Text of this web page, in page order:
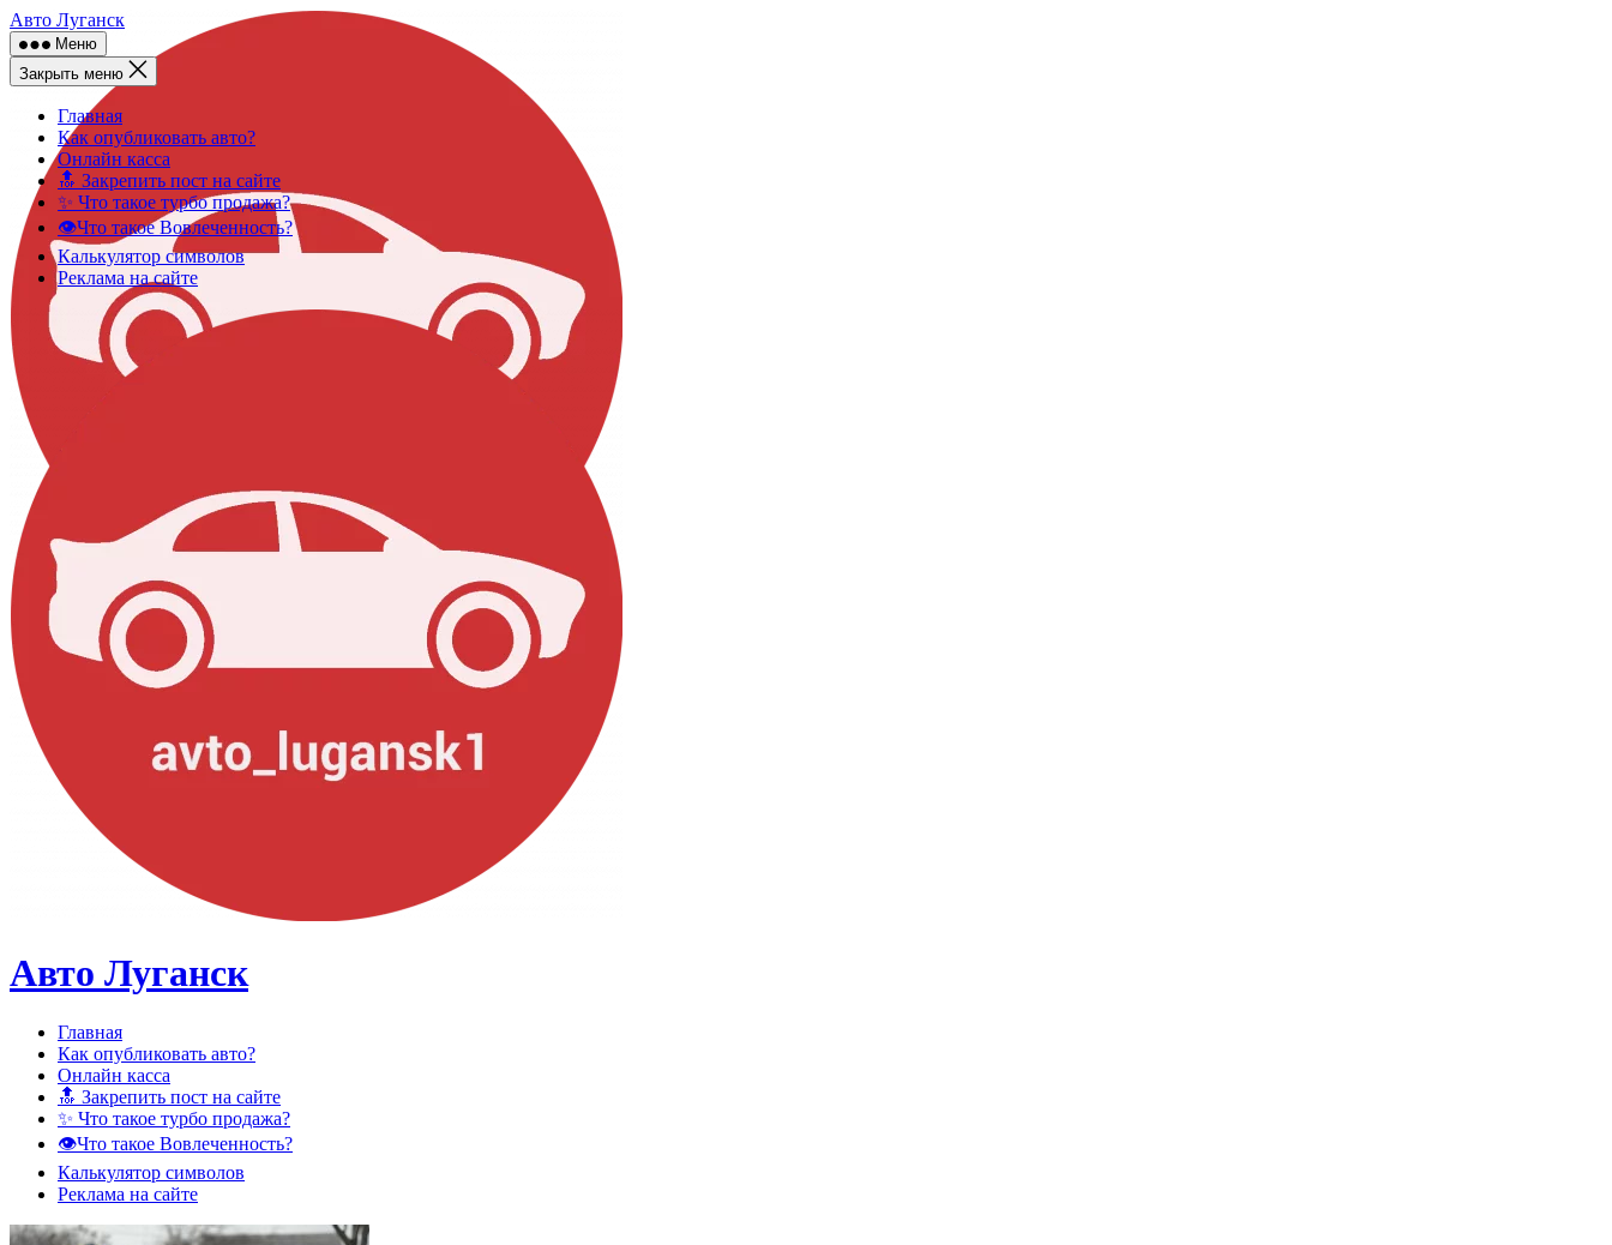
Skip
to
content
Авто Луганск
Меню
Закрыть меню
Главная
Как опубликовать авто?
Онлайн касса
🔝 Закрепить пост на сайте
✨ Что такое турбо продажа?
👁️Что такое Вовлеченность?
Калькулятор символов
Реклама на сайте
Авто Луганск
Главная
Как опубликовать авто?
Онлайн касса
🔝 Закрепить пост на сайте
✨ Что такое турбо продажа?
👁️Что такое Вовлеченность?
Калькулятор символов
Реклама на сайте